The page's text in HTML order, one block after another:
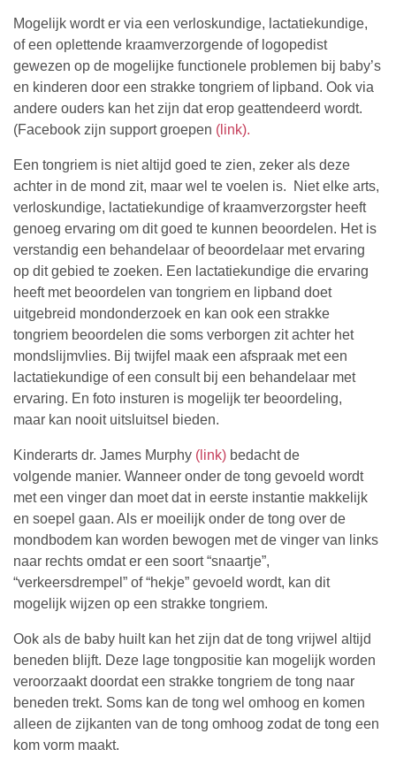
Mogelijk wordt er via een verloskundige, lactatiekundige,
of een oplettende kraamverzorgende of logopedist
gewezen op de mogelijke functionele problemen bij baby’s
en kinderen door een strakke tongriem of lipband. Ook via
andere ouders kan het zijn dat erop geattendeerd wordt.
(Facebook zijn support groepen (link).
Een tongriem is niet altijd goed te zien, zeker als deze
achter in de mond zit, maar wel te voelen is. Niet elke arts,
verloskundige, lactatiekundige of kraamverzorgster heeft
genoeg ervaring om dit goed te kunnen beoordelen. Het is
verstandig een behandelaar of beoordelaar met ervaring
op dit gebied te zoeken. Een lactatiekundige die ervaring
heeft met beoordelen van tongriem en lipband doet
uitgebreid mondonderzoek en kan ook een strakke
tongriem beoordelen die soms verborgen zit achter het
mondslijmvlies. Bij twijfel maak een afspraak met een
lactatiekundige of een consult bij een behandelaar met
ervaring. En foto insturen is mogelijk ter beoordeling,
maar kan nooit uitsluitsel bieden.
Kinderarts dr. James Murphy (link) bedacht de
volgende manier. Wanneer onder de tong gevoeld wordt
met een vinger dan moet dat in eerste instantie makkelijk
en soepel gaan. Als er moeilijk onder de tong over de
mondbodem kan worden bewogen met de vinger van links
naar rechts omdat er een soort “snaartje”,
“verkeersdrempel” of “hekje” gevoeld wordt, kan dit
mogelijk wijzen op een strakke tongriem.
Ook als de baby huilt kan het zijn dat de tong vrijwel altijd
beneden blijft. Deze lage tongpositie kan mogelijk worden
veroorzaakt doordat een strakke tongriem de tong naar
beneden trekt. Soms kan de tong wel omhoog en komen
alleen de zijkanten van de tong omhoog zodat de tong een
kom vorm maakt.